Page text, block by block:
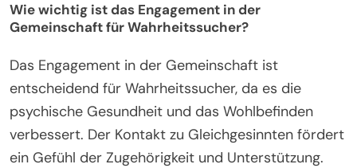
Wie wichtig ist das Engagement in der
Gemeinschaft für Wahrheitssucher?
Das Engagement in der Gemeinschaft ist
entscheidend für Wahrheitssucher, da es die
psychische Gesundheit und das Wohlbefinden
verbessert. Der Kontakt zu Gleichgesinnten fördert
ein Gefühl der Zugehörigkeit und Unterstützung.